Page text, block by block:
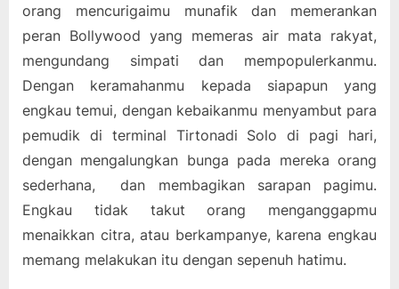
orang mencurigaimu munafik dan memerankan
peran Bollywood yang memeras air mata rakyat,
mengundang simpati dan mempopulerkanmu.
Dengan keramahanmu kepada siapapun yang
engkau temui, dengan kebaikanmu menyambut para
pemudik di terminal Tirtonadi Solo di pagi hari,
dengan mengalungkan bunga pada mereka orang
sederhana, dan membagikan sarapan pagimu.
Engkau tidak takut orang menganggapmu
menaikkan citra, atau berkampanye, karena engkau
memang melakukan itu dengan sepenuh hatimu.